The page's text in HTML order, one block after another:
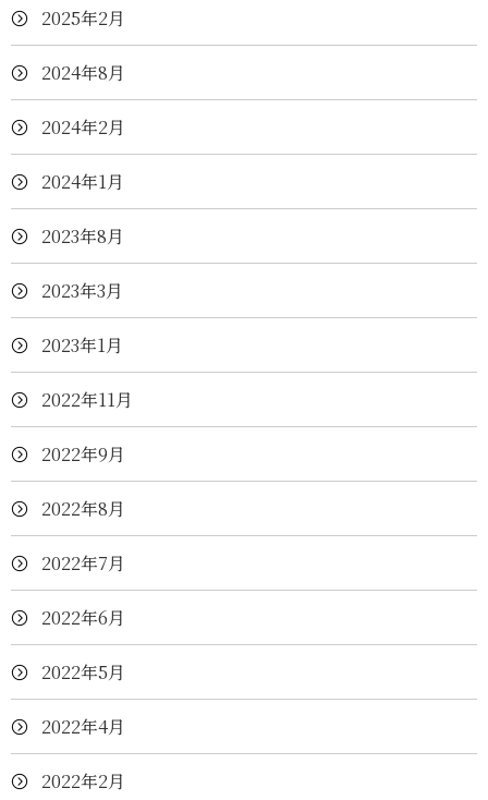
2025年2月
2024年8月
2024年2月
2024年1月
2023年8月
2023年3月
2023年1月
2022年11月
2022年9月
2022年8月
2022年7月
2022年6月
2022年5月
2022年4月
2022年2月